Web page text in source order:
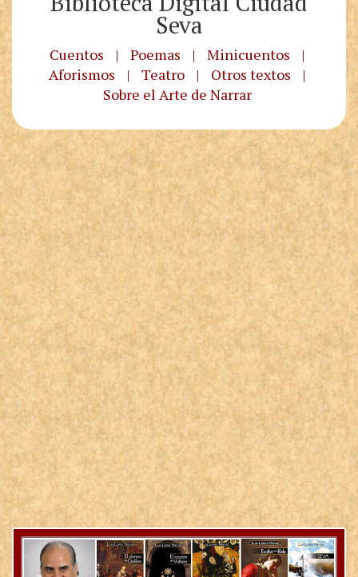
Seva
Cuentos | Poemas | Minicuentos
|
Aforismos
| Teatro | Otros textos
|
Sobre el Arte de Narrar